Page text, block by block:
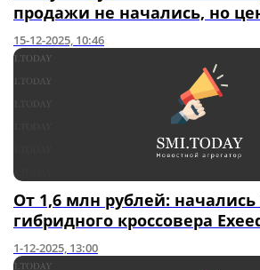
продажи не начались, но
15-12-2025, 10:46
От 1,6 млн рублей:
гибридного кроссовера
1-12-2025, 13:00